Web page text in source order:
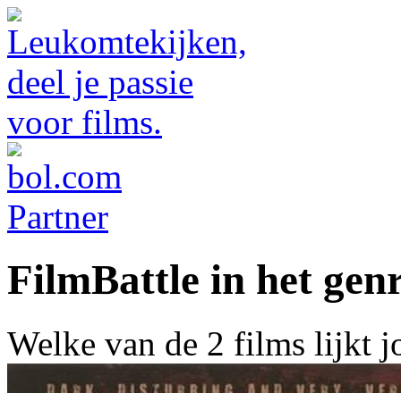
FilmBattle in het
Welke van de 2 films lijkt